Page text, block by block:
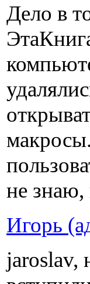
Дело в
не знаю,
Игорь
jaroslav,